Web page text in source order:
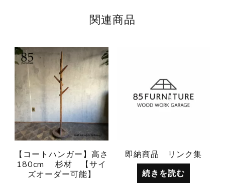
関連商品
【コートハンガー】高さ
180cm 杉材 【サイ
ズオーダー可能】
即納商品 リンク集
続きを読む